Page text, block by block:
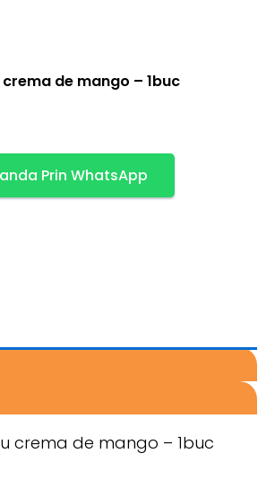
de mango – 1buc
Prin WhatsApp
crema de mango – 1buc